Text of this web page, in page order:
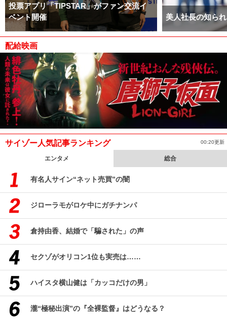
投票アプリ「TIPSTAR」がファン交流イ
ベント開催
美人社長の知ら
配給映画
サイゾー人気記事ランキング 00:20更新
エンタメ 総合
有名人サイン“ネット売買”の闇
ジローラモがロケ中にガチナンパ
倉持由香、結婚で「騙された」の声
セクゾがオリコン1位も実売は……
ハイスタ横山健は「カッコだけの男」
瀧“極秘出演”の『全裸監督』はどうなる？